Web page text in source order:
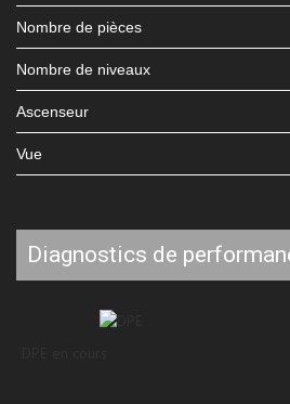
Nombre de pièces
Nombre de niveaux
Ascenseur
Vue
diagnostics de